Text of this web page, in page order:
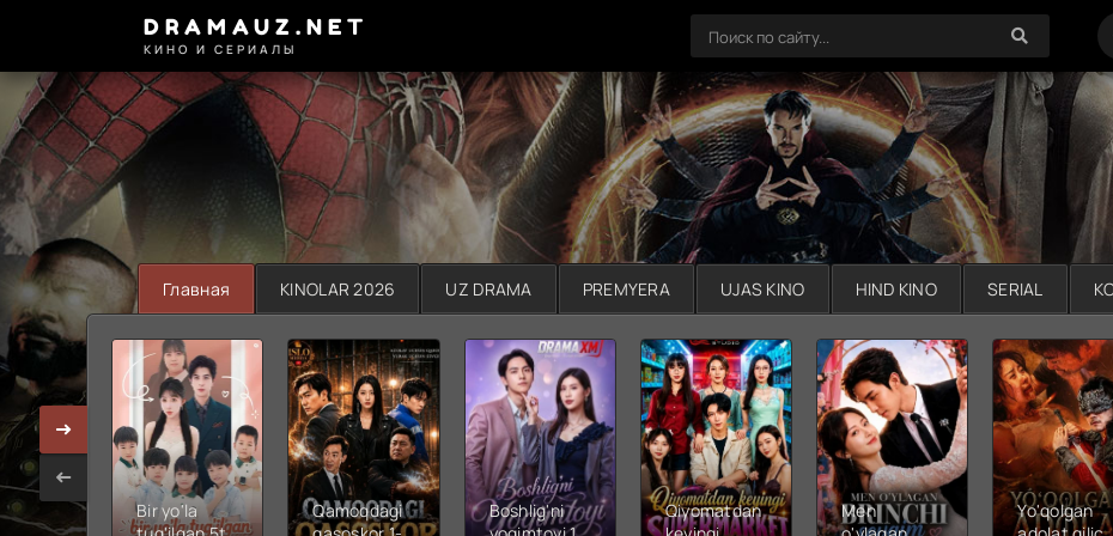
DRAMAUZ.NET
КИНО И СЕРИАЛЫ
Главная KINOLAR 2026 UZ DRAMA PREMYERA UJAS KINO HIND KINO SERIAL
Bir yo'la
Qamoqdagi
Boshlig'ni
Qiyomatdan
Men
Yo'qolgan